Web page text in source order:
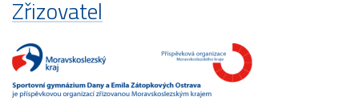
Zřizovatel